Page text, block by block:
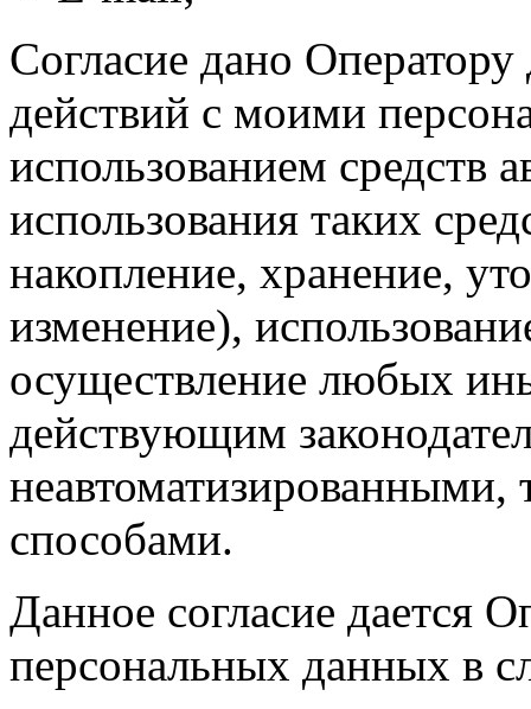
Согласие дано
действий с моими
использованием средств
использования таких
накопление, хранение,
изменение),
осуществление любых
действующим
неавтоматизированными,
способами.
Данное согласие дается
персональных данных в